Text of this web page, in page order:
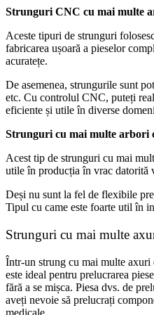
Strunguri CNC cu mai multe
Aceste tipuri de strunguri
fabricarea ușoară a pieselor
acuratețe.
De asemenea, strungurile sunt
etc. Cu controlul CNC, puteți
eficiente și utile în diverse
Strunguri cu mai multe arbori
Acest tip de strunguri cu mai
utile în producția în vrac datorită
Deși nu sunt la fel de flexibile
Tipul cu came este foarte util în
Strunguri cu mai multe
Într-un strung cu mai multe axuri
este ideal pentru prelucrarea
fără a se mișca. Piesa dvs. de
aveți nevoie să prelucrați
medicale.